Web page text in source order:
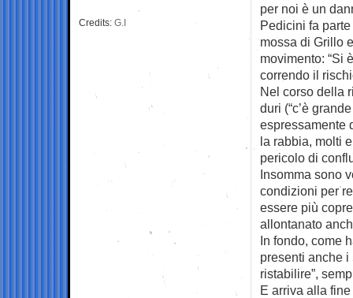
per noi è un
Pedicini fa
mossa di Grillo
movimento: “Si
correndo il
Nel corso della
duri (“c’è
espressamente
la rabbia, molti
pericolo di
Insomma sono
condizioni per
essere più
allontanato
In fondo, come
presenti anche i
ristabilire”,
E arriva alla
Credits: G.I